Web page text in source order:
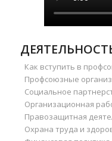
Как вступить в
Профсоюзные
Социальное
Организационная
Правозащитная
Охрана труда и